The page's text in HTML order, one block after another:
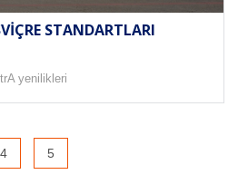
STANDARTLARI
yenilikleri
4 5